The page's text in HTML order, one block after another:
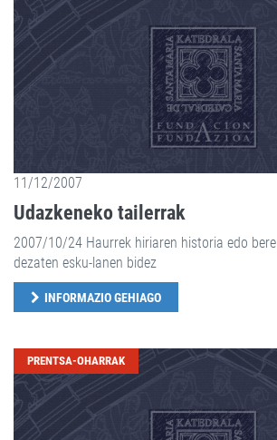
11/12/2007
Udazkeneko tailerrak
2007/10/24 Haurrek hiriaren historia edo
dezaten esku-lanen bidez
INFORMAZIO GEHIAGO
PRENTSA-OHARRAK